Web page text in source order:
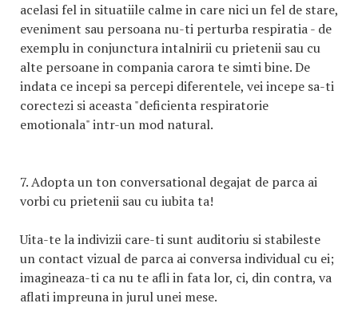
acelasi fel in situatiile calme in care nici un fel de stare,
eveniment sau persoana nu-ti perturba respiratia - de
exemplu in conjunctura intalnirii cu prietenii sau cu
alte persoane in compania carora te simti bine. De
indata ce incepi sa percepi diferentele, vei incepe sa-ti
corectezi si aceasta "deficienta respiratorie
emotionala" intr-un mod natural.
7. Adopta un ton conversational degajat de parca ai
vorbi cu prietenii sau cu iubita ta!
Uita-te la indivizii care-ti sunt auditoriu si stabileste
un contact vizual de parca ai conversa individual cu ei;
imagineaza-ti ca nu te afli in fata lor, ci, din contra, va
aflati impreuna in jurul unei mese.